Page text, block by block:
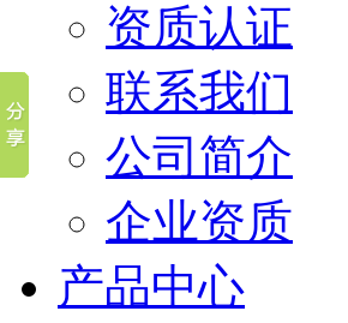
资质认证
联系我们
公司简介
企业资质
产品中心